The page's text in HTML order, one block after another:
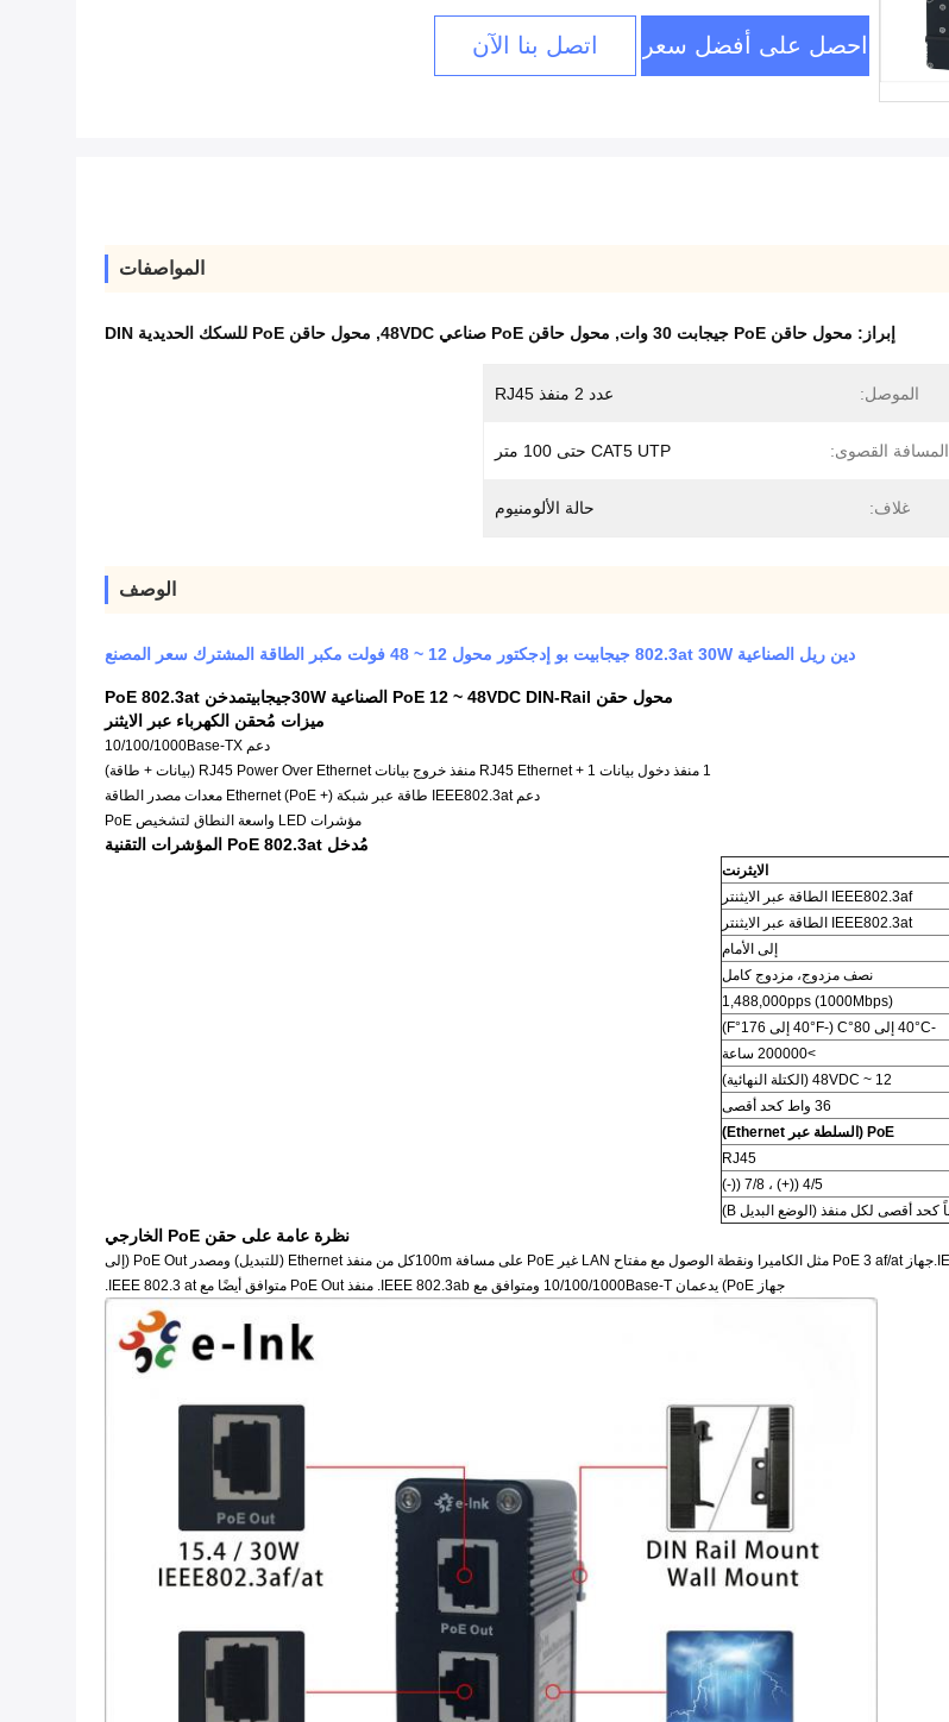
احصل على أفضل سعر اتصل بنا الآن
المواصفات
إبراز: محول حاقن PoE جيجابت 30 وات , محول حاقن PoE صناعي 48VDC , محول حاقن PoE للسكك الحديدية DIN
الموصل: عدد 2 منفذ RJ45
المسافة القصوى: CAT5 UTP حتى 100 متر
غلاف: حالة الألومنيوم
الوصف
دين ريل الصناعية 802.3at 30W جيجابيت بو إدجكتور محول 12 ~ 48 فولت مكبر الطاقة المشترك سعر المصنع
محول حقن PoE 12 ~ 48VDC DIN-Rail الصناعية 30W جيجابيتمدخن PoE 802.3at
ميزات مُحقن الكهرباء عبر الايثنر
دعم 10/100/1000Base-TX
1 منفذ دخول بيانات RJ45 Ethernet + 1 منفذ خروج بيانات RJ45 Power Over Ethernet (بيانات + طاقة)
دعم IEEE802.3at طاقة عبر شبكة Ethernet (PoE +) معدات مصدر الطاقة
مؤشرات LED واسعة النطاق لتشخيص PoE
مُدخل PoE 802.3at المؤشرات التقنية
الايثرنت
IEEE802.3af الطاقة عبر الايثنتر
IEEE802.3at الطاقة عبر الايثنتر
إلى الأمام
نصف مزدوج، مزدوج كامل
1,488,000pps (1000Mbps)
-40°C إلى 80°C (-40°F إلى 176°F)
>200000 ساعة
12 ~ 48VDC (الكتلة النهائية)
36 واط كحد أقصى
PoE (السلطة عبر Ethernet)
RJ45
4/5 ((+) ، 7/8 ((-)
نظرة عامة على حقن PoE الخارجي
المنتج LNK-INJ301 هو مُستعرض PoE عالي الطاقة Gigabit قوي يسمح لك بتوصيل IEEE 802.جهاز PoE 3 af/at مثل الكاميرا ونقطة الوصول مع مفتاح LAN غير PoE على مسافة 100mكل من منفذ Ethernet (للتبديل) ومصدر PoE Out (إلى
جهاز PoE) يدعمان 10/100/1000Base-T ومتوافق مع IEEE 802.3ab. منفذ PoE Out متوافق أيضًا مع IEEE 802.3 at.